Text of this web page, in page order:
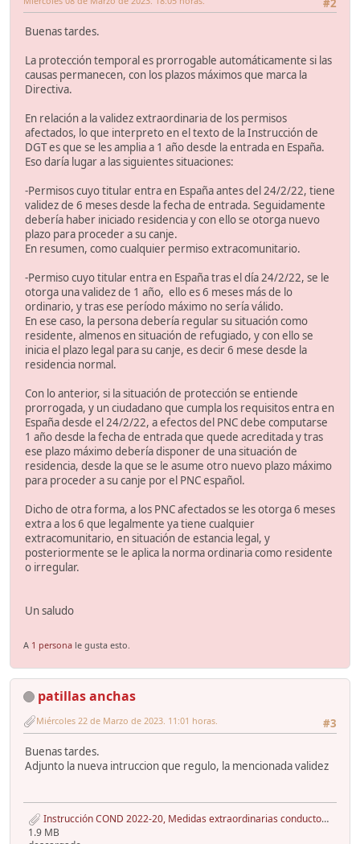
#2
Buenas tardes.
La protección temporal es prorrogable automáticamente si las
causas permanecen, con los plazos máximos que marca la
Directiva.
En relación a la validez extraordinaria de los permisos
afectados, lo que interpreto en el texto de la Instrucción de
DGT es que se les amplia a 1 año desde la entrada en España.
Eso daría lugar a las siguientes situaciones:
-Permisos cuyo titular entra en España antes del 24/2/22, tiene
validez de 6 meses desde la fecha de entrada. Seguidamente
debería haber iniciado residencia y con ello se otorga nuevo
plazo para proceder a su canje.
En resumen, como cualquier permiso extracomunitario.
-Permiso cuyo titular entra en España tras el día 24/2/22, se le
otorga una validez de 1 año, ello es 6 meses más de lo
ordinario, y tras ese período máximo no sería válido.
En ese caso, la persona debería regular su situación como
residente, almenos en situación de refugiado, y con ello se
inicia el plazo legal para su canje, es decir 6 mese desde la
residencia normal.
Con lo anterior, si la situación de protección se entiende
prorrogada, y un ciudadano que cumpla los requisitos entra en
España desde el 24/2/22, a efectos del PNC debe computarse
1 año desde la fecha de entrada que quede acreditada y tras
ese plazo máximo debería disponer de una situación de
residencia, desde la que se le asume otro nuevo plazo máximo
para proceder a su canje por el PNC español.
Dicho de otra forma, a los PNC afectados se les otorga 6 meses
extra a los 6 que legalmente ya tiene cualquier
extracomunitario, en situación de estancia legal, y
posteriormente se le aplica la norma ordinaria como residente
o irregular.
Un saludo
A 1 persona le gusta esto.
patillas anchas
#3
Miércoles 22 de Marzo de 2023. 11:01 horas.
Buenas tardes.
Adjunto la nueva intruccion que regulo, la mencionada validez
Instrucción COND 2022-20, Medidas extraordinarias conductores Ucrania julio 2022, 2ªInst. - copia.pdf
1.9 MB